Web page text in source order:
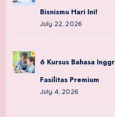
Bisnismu Hari Ini!
July 22, 2026
6 Kursus Bahasa
Fasilitas Premium
July 4, 2026